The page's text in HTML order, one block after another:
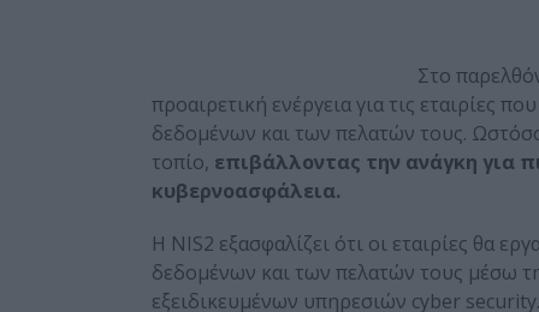
Στο
προαιρετική ενέργεια για τις εταιρίες
δεδομένων και των πελατών τους.
τοπίο, επιβάλλοντας την ανάγκη για
κυβερνοασφάλεια.
Η NIS2 εξασφαλίζει ότι οι εταιρίες θα
δεδομένων και των πελατών τους μέσω
εξειδικευμένων υπηρεσιών cyber